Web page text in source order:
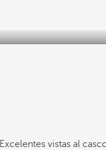
Excelentes vistas al